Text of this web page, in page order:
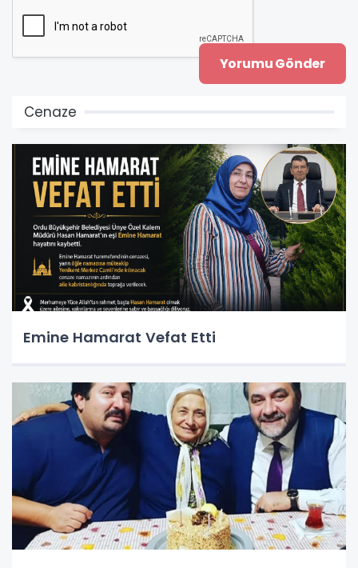
Cenaze
Emine Hamarat Vefat Etti